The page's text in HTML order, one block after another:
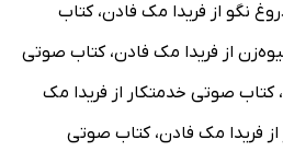
نگو از فریدا مک فادن، کتاب
از فریدا مک فادن، کتاب صوتی
کتاب صوتی خدمتکار از فریدا مک
فریدا مک فادن، کتاب صوتی